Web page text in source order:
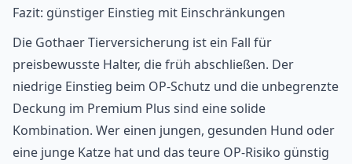
Fazit: günstiger Einstieg mit Einschränkungen
Die Gothaer Tierversicherung ist ein Fall für
preisbewusste Halter, die früh abschließen. Der
niedrige Einstieg beim OP-Schutz und die unbegrenzte
Deckung im Premium Plus sind eine solide
Kombination. Wer einen jungen, gesunden Hund oder
eine junge Katze hat und das teure OP-Risiko günstig